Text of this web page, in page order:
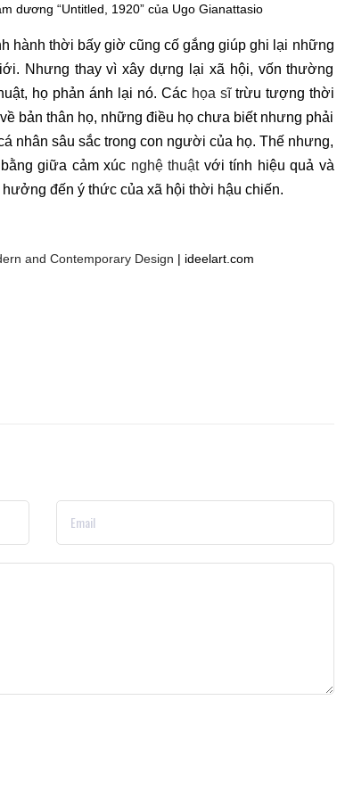
dương “Untitled, 1920” của Ugo Gianattasio
hành thời bấy giờ cũng cố gắng giúp ghi lại những
Nhưng thay vì xây dựng lại xã hội, vốn thường
họ phản ánh lại nó. Các họa sĩtrừu tượng thời
bản thân họ, những điều họ chưa biết nhưng phải
nhân sâu sắc trong con người của họ. Thế nhưng,
giữa cảm xúc nghệ thuậtvới tính hiệu quả và
đến ý thức của xã hội thời hậu chiến.
and Contemporary Design | ideelart.com